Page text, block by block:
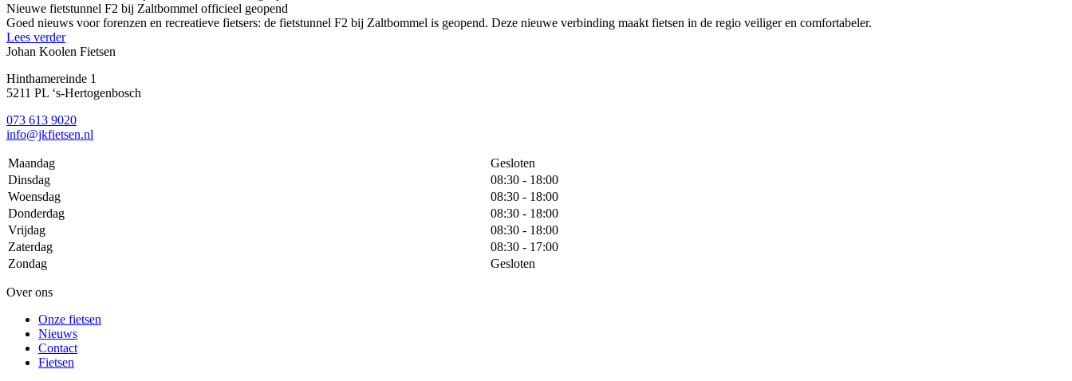
Nieuwe fietstunnel F2 bij Zaltbommel officieel geopend
Goed nieuws voor forenzen en recreatieve fietsers: de fietstunnel F2 bij Zaltbommel is geopend. Deze nieuwe verbinding maakt fietsen in de regio veiliger en comfortabeler.
Lees verder
Johan Koolen Fietsen
Hinthamereinde 1
5211 PL ‘s-Hertogenbosch
073 613 9020
info@jkfietsen.nl
Maandag
Gesloten
Dinsdag
08:30 - 18:00
Woensdag
08:30 - 18:00
Donderdag
08:30 - 18:00
Vrijdag
08:30 - 18:00
Zaterdag
08:30 - 17:00
Zondag
Gesloten
Over ons
Onze fietsen
Nieuws
Contact
Fietsen